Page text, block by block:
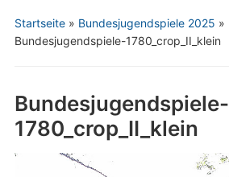
Startseite» Bundesjugendspiele 2025 »
Bundesjugendspiele-1780_crop_II_klein
Bundesjugendspiele-
1780_crop_II_klein